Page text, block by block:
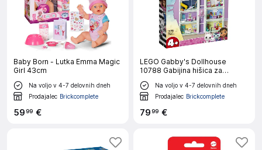
Baby Born - Lutka Emma Magic
Girl 43cm
Na voljo v 4-7 delovnih dneh
Prodajalec Brickcomplete
5999 €
LEGO Gabby's Dollhouse
10788 Gabijina hišica za
punčke
Na voljo v 4-7 delovnih dneh
Prodajalec Brickcomplete
7999 €